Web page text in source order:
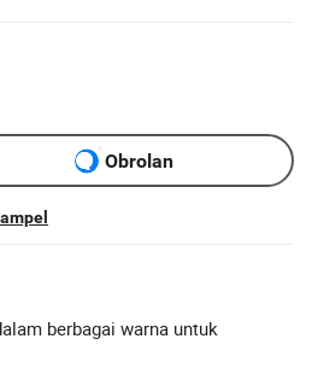
Obrolan
berbagai warna untuk